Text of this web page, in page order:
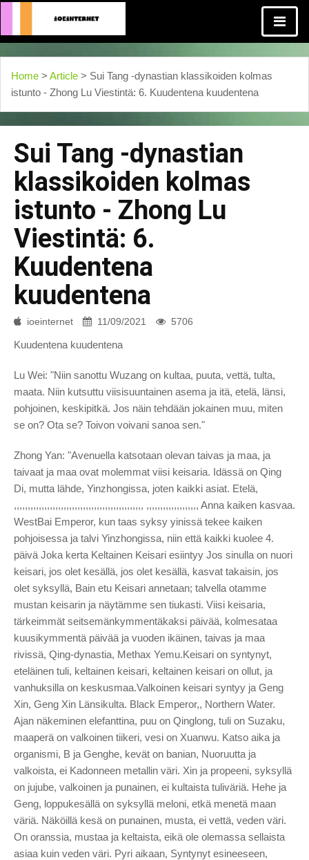
Home > Article > Sui Tang -dynastian klassikoiden kolmas
istunto - Zhong Lu Viestintä: 6. Kuudentena kuudentena
Sui Tang -dynastian
klassikoiden kolmas
istunto - Zhong Lu
Viestintä: 6.
Kuudentena
kuudentena
ioeinternet 11/09/2021 5706
Kuudentena kuudentena
Lu Wei: "Niin sanottu Wuzang on kultaa, puuta, vettä, tulta,
maata. Niin kutsuttu viisisuuntainen asema ja itä, etelä, länsi,
pohjoinen, keskipitkä. Jos näin tehdään jokainen muu, miten
se on? Ota se? Toivon voivani sanoa sen."
Zhong Yan: "Avenuella katsotaan olevan taivas ja maa, ja
taivaat ja maa ovat molemmat viisi keisaria. Idässä on Qing
Di, mutta lähde, Yinzhongissa, joten kaikki asiat. Etelä,
,,,,,,,,,,,,,,,,,,,,,,,,,,,,,,,,,,,,,,,,,,,,,,, ,,,,,,,,,,,,,,,,,,, Anna kaiken kasvaa.
WestBai Emperor, kun taas syksy yinissä tekee kaiken
pohjoisessa ja talvi Yinzhongissa, niin että kaikki kuolee 4.
päivä Joka kerta Keltainen Keisari esiintyy Jos sinulla on nuori
keisari, jos olet kesällä, jos olet kesällä, kasvat takaisin, jos
olet syksyllä, Bain etu Keisari annetaan; talvella otamme
mustan keisarin ja näytämme sen tiukasti. Viisi keisaria,
tärkeimmät seitsemänkymmentäkaksi päivää, kolmesataa
kuusikymmentä päivää ja vuoden ikäinen, taivas ja maa
rivissä, Qing-dynastia, Methax Yemu.Keisari on syntynyt,
eteläinen tuli, keltainen keisari, keltainen keisari on ollut, ja
vanhuksilla on keskusmaa.Valkoinen keisari syntyy ja Geng
Xin, Geng Xin Länsikulta. Black Emperor,, Northern Water.
Ajan näkeminen elefanttina, puu on Qinglong, tuli on Suzaku,
maaperä on valkoinen tiikeri, vesi on Xuanwu. Katso aika ja
organismi, B ja Genghe, kevät on banian, Nuoruutta ja
valkoista, ei Kadonneen metallin väri. Xin ja propeeni, syksyllä
on jujube, valkoinen ja punainen, ei kultaista tuliväriä. Hehe ja
Geng, loppukesällä on syksyllä meloni, etkä menetä maan
väriä. Näköillä kesä on punainen, musta, ei vettä, veden väri.
On oranssia, mustaa ja keltaista, eikä ole olemassa sellaista
asiaa kuin veden väri. Pyri aikaan, Syntynyt esineeseen,